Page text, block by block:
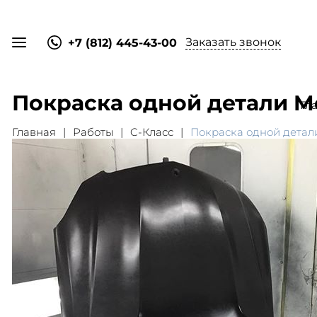
+7 (812) 445-43-00 Заказать звонок
Покраска одной детали
Главная Работы C-Класс Покраска одной